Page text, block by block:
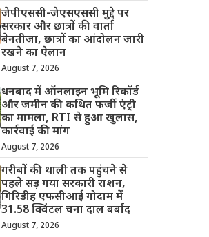
जेपीएससी-जेएसएससी मुद्दे पर
सरकार और छात्रों की वार्ता
बेनतीजा, छात्रों का आंदोलन जारी
रखने का ऐलान
August 7, 2026
धनबाद में ऑनलाइन भूमि रिकॉर्ड
और जमीन की कथित फर्जी एंट्री
का मामला, RTI से हुआ खुलास,
कार्रवाई की मांग
August 7, 2026
गरीबों की थाली तक पहुंचने से
पहले सड़ गया सरकारी राशन,
गिरिडीह एफसीआई गोदाम में
31.58 क्विंटल चना दाल बर्बाद
August 7, 2026